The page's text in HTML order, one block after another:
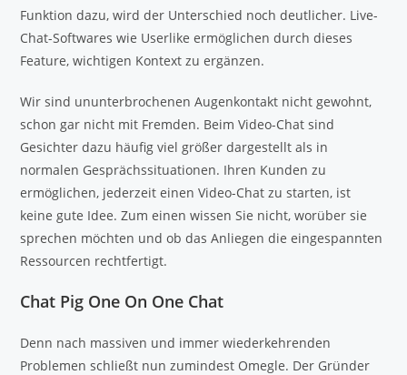
Funktion dazu, wird der Unterschied noch deutlicher. Live-
Chat-Softwares wie Userlike ermöglichen durch dieses
Feature, wichtigen Kontext zu ergänzen.
Wir sind ununterbrochenen Augenkontakt nicht gewohnt,
schon gar nicht mit Fremden. Beim Video-Chat sind
Gesichter dazu häufig viel größer dargestellt als in
normalen Gesprächssituationen. Ihren Kunden zu
ermöglichen, jederzeit einen Video-Chat zu starten, ist
keine gute Idee. Zum einen wissen Sie nicht, worüber sie
sprechen möchten und ob das Anliegen die eingespannten
Ressourcen rechtfertigt.
Chat Pig One On One Chat
Denn nach massiven und immer wiederkehrenden
Problemen schließt nun zumindest Omegle. Der Gründer